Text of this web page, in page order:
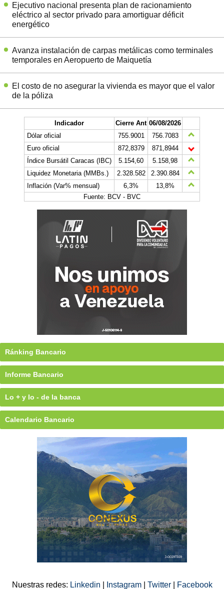
Ejecutivo nacional presenta plan de racionamiento
eléctrico al sector privado para amortiguar déficit
energético
Avanza instalación de carpas metálicas como terminales
temporales en Aeropuerto de Maiquetía
El costo de no asegurar la vivienda es mayor que el valor
de la póliza
Indicador Cierre Ant 06/08/2026
Dólar oficial
755.9001
756.7083
Euro oficial
872,8379
871,8944
Índice Bursátil Caracas (IBC)
5.154,60
5.158,98
Liquidez Monetaria (MMBs.)
2.328.582
2.390.884
Inflación (Var% mensual)
6,3%
13,8%
Fuente: BCV - BVC
Ránking Bancario
Informe Bancario
Lo + y lo - de la banca
Calendario Bancario
Nuestras redes: Linkedin Instagram Twitter Facebook